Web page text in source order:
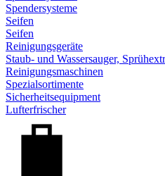
Spendersysteme
Seifen
Seifen
Reinigungsgeräte
Staub- und Wassersauger,
Reinigungsmaschinen
Spezialsortimente
Sicherheitsequipment
Lufterfrischer